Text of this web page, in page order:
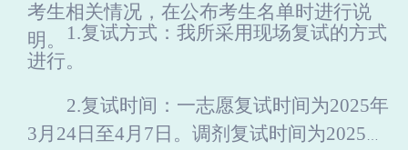
考生相关情况，在公布考生名单时进行说
明。
1.复试方式：我所采用现场复试的方式
进行。
2.复试时间： 一志愿复试时间为2025年
3月 24日 至4月 7 日。调剂复试时间为2025年4